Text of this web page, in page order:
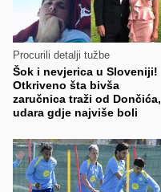
Procurili detalji tužbe
Šok i nevjerica u Sloveniji!
Otkriveno šta bivša
zaručnica traži od Dončića,
udara gdje najviše boli